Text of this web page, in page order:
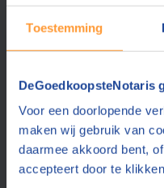
Toestemming
DeGoedkoopsteNotaris
Voor een doorlopende
maken wij gebruik van
daarmee akkoord bent,
accepteert door te
1 Vergelijk en
Vraag een offerte aan bij
Scholten & Wilmink
8.6
(26
Hoekstra & Partners